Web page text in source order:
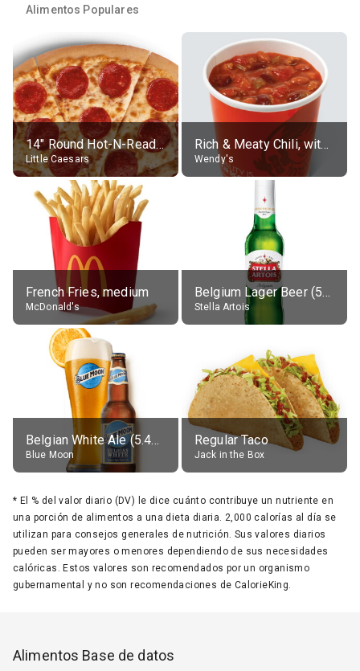
Alimentos Populares
14" Round Hot-N-Ready Pepperoni Pizza
Little Caesars
Rich & Meaty Chili, without toppings, large
Wendy's
French Fries, medium
McDonald's
Belgium Lager Beer (5% alc.)
Stella Artois
Belgian White Ale (5.4% alc.)
Blue Moon
Regular Taco
Jack in the Box
* El % del valor diario (DV) le dice cuánto contribuye un nutriente en
una porción de alimentos a una dieta diaria. 2,000 calorías al día se
utilizan para consejos generales de nutrición. Sus valores diarios
pueden ser mayores o menores dependiendo de sus necesidades
calóricas. Estos valores son recomendados por un organismo
gubernamental y no son recomendaciones de CalorieKing.
Alimentos Base de datos